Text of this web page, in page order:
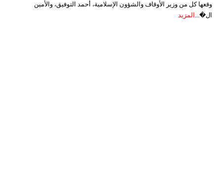
وقعها كل من وزير الأوقاف والشؤون الإسلامية، أحمد التوفيق، والأمين
ال�... المزيد